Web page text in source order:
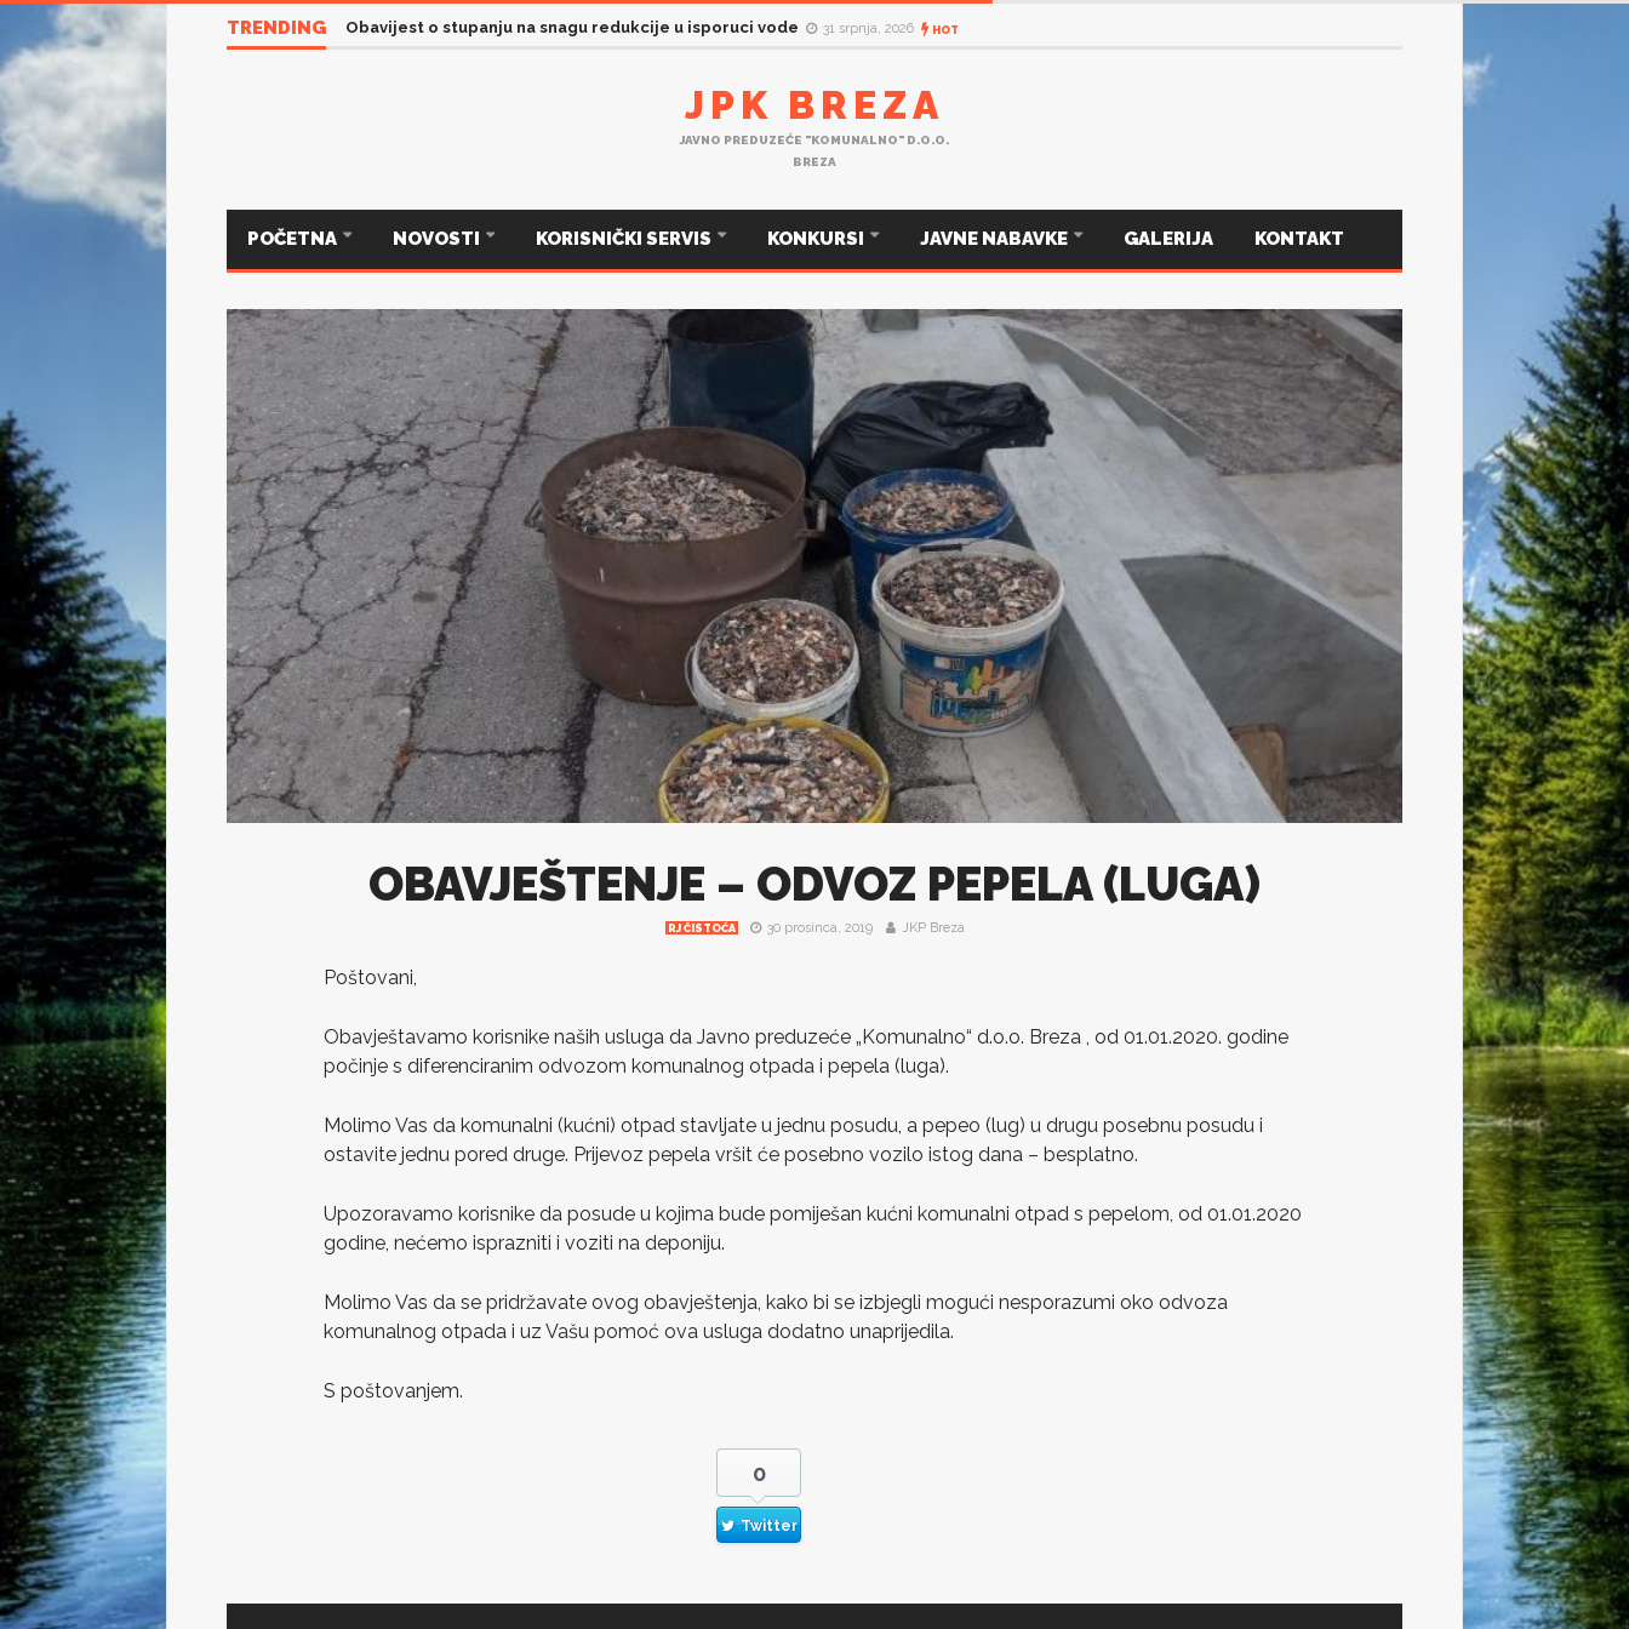
TRENDING Servisne informacije iz JP „Komunalno„ d.o.o. Breza na dan: četvrtak, 30.07.2026. godine.
JPK BREZA
JAVNO PREDUZEĆE "KOMUNALNO" D.O.O.
BREZA
POČETNA NOVOSTI KORISNIČKI SERVIS KONKURSI JAVNE NABAVKE GALERIJA KONTAKT
OBAVJEŠTENJE – ODVOZ PEPELA (LUGA)
RJ ČISTOĆA 30 prosinca, 2019 JKP Breza
Poštovani,
Obavještavamo korisnike naših usluga da Javno preduzeće „Komunalno“ d.o.o. Breza , od 01.01.2020. godine
počinje s diferenciranim odvozom komunalnog otpada i pepela (luga).
Molimo Vas da komunalni (kućni) otpad stavljate u jednu posudu, a pepeo (lug) u drugu posebnu posudu i
ostavite jednu pored druge. Prijevoz pepela vršit će posebno vozilo istog dana – besplatno.
Upozoravamo korisnike da posude u kojima bude pomiješan kućni komunalni otpad s pepelom, od 01.01.2020
godine, nećemo isprazniti i voziti na deponiju.
Molimo Vas da se pridržavate ovog obavještenja, kako bi se izbjegli mogući nesporazumi oko odvoza
komunalnog otpada i uz Vašu pomoć ova usluga dodatno unaprijedila.
S poštovanjem.
0
Twitter